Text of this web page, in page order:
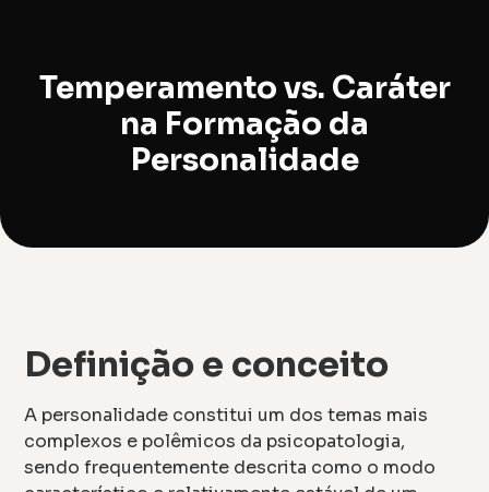
Temperamento vs. Caráter
na Formação da
Personalidade
Definição e conceito
A personalidade constitui um dos temas mais
complexos e polêmicos da psicopatologia,
sendo frequentemente descrita como o modo